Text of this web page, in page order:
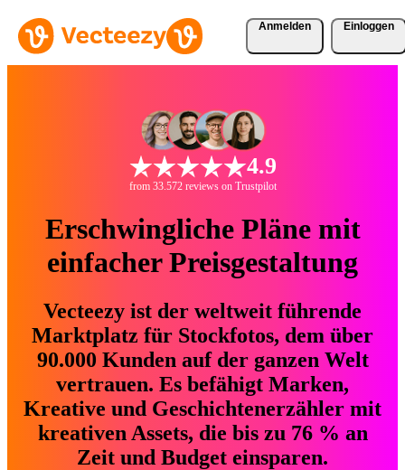
Anmelden Einloggen
4.9
from 33.572 reviews on Trustpilot
Erschwingliche Pläne mit
einfacher Preisgestaltung
Vecteezy ist der weltweit führende
Marktplatz für Stockfotos, dem über
90.000 Kunden auf der ganzen Welt
vertrauen. Es befähigt Marken,
Kreative und Geschichtenerzähler mit
kreativen Assets, die bis zu 76 % an
Zeit und Budget einsparen.